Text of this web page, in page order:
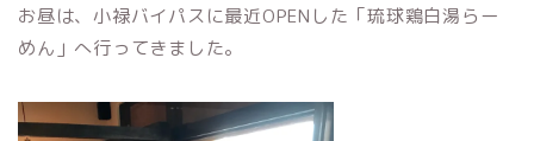
お昼は、小禄バイパスに最近OPENした「琉球鶏白湯らー
めん」へ行ってきました。